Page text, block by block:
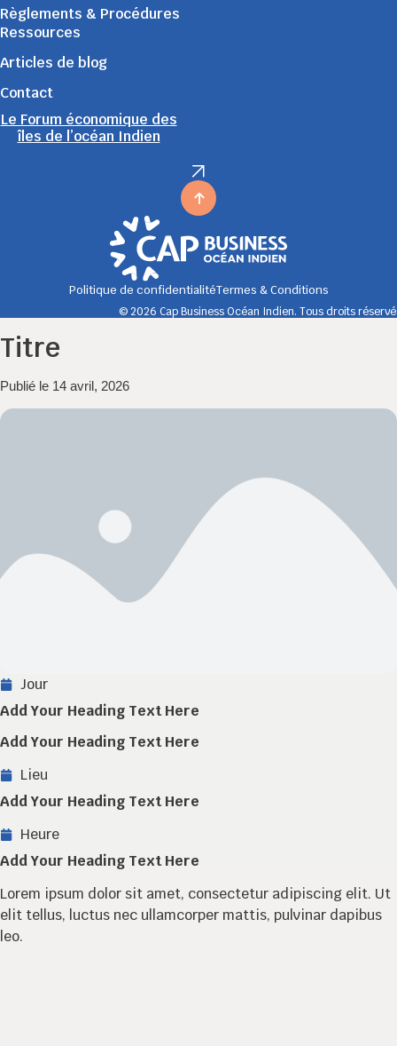
Règlements & Procédures
Ressources
Articles de blog
Contact
Le Forum économique des
îles de l’océan Indien
Politique de confidentialitéTermes & Conditions
© 2026 Cap Business Océan Indien. Tous droits
Titre
Publié le 14 avril, 2026
Jour
Add Your Heading Text Here
Add Your Heading Text Here
Lieu
Add Your Heading Text Here
Heure
Add Your Heading Text Here
Lorem ipsum dolor sit amet, consectetur adipiscing elit. Ut
elit tellus, luctus nec ullamcorper mattis, pulvinar dapibus
leo.